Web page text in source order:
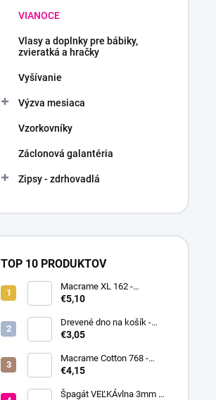
VIANOCE
Vlasy a doplnky pre bábiky,
zvieratká a hračky
Vyšívanie
Výzva mesiaca
Vzorkovníky
Záclonová galantéria
Zipsy - zdrhovadlá
TOP 10 PRODUKTOV
Macrame XL 162 -
tmavomodrá
€5,10
Drevené dno na košík -
Kruh
€3,05
Macrame Cotton 768 -
režná tmavá
€4,15
Špagát VEĽKÁvlna 3mm -